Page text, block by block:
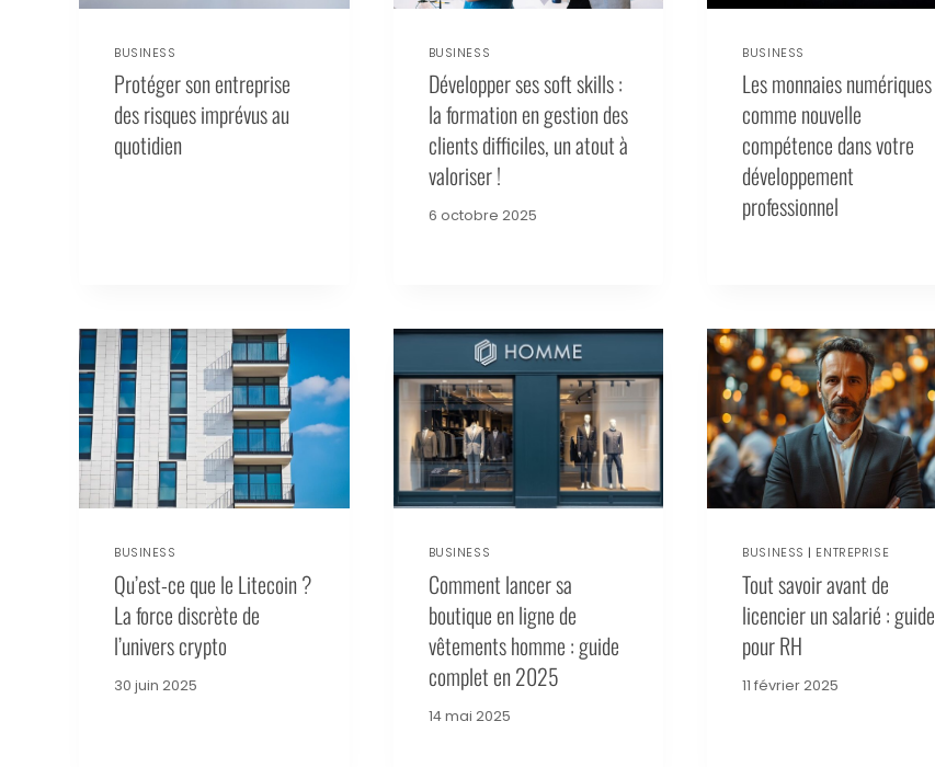
BUSINESS
Protéger son entreprise
des risques imprévus au
quotidien
BUSINESS
Développer ses soft skills :
la formation en gestion des
clients difficiles, un atout à
valoriser !
6 octobre 2025
BUSINESS
Les monnaies numériques
comme nouvelle
compétence dans votre
développement
professionnel
BUSINESS
Qu’est-ce que le Litecoin ?
La force discrète de
l’univers crypto
30 juin 2025
BUSINESS
Comment lancer sa
boutique en ligne de
vêtements homme : guide
complet en 2025
14 mai 2025
BUSINESS | ENTREPRISE
Tout savoir avant de
licencier un salarié : guide
pour RH
11 février 2025